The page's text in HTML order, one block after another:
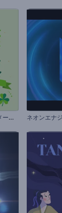
聖
パトリックス・デイ用アニメーションズ